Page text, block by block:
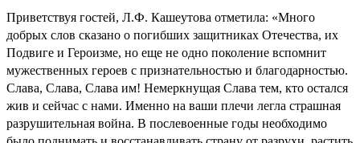
Приветствуя гостей, Л.Ф. Кашеутова отметила: «Много
добрых слов сказано о погибших защитниках Отечества, их
Подвиге и Героизме, но еще не одно поколение вспомнит
мужественных героев с признательностью и благодарностью.
Слава, Слава, Слава им! Немеркнущая Слава тем, кто остался
жив и сейчас с нами. Именно на ваши плечи легла страшная
разрушительная война. В послевоенные годы необходимо